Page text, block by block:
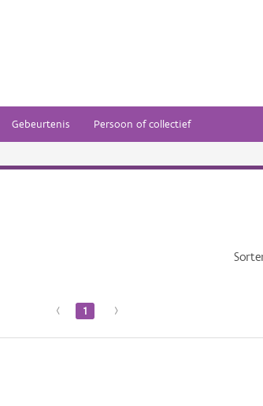
Gebeurtenis Persoon of collectief
‹ 1 ›